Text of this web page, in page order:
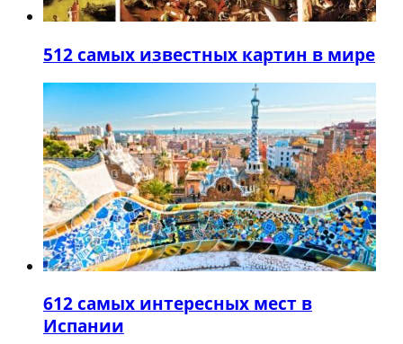
512 самых известных картин в мире
612 самых интересных мест в
Испании